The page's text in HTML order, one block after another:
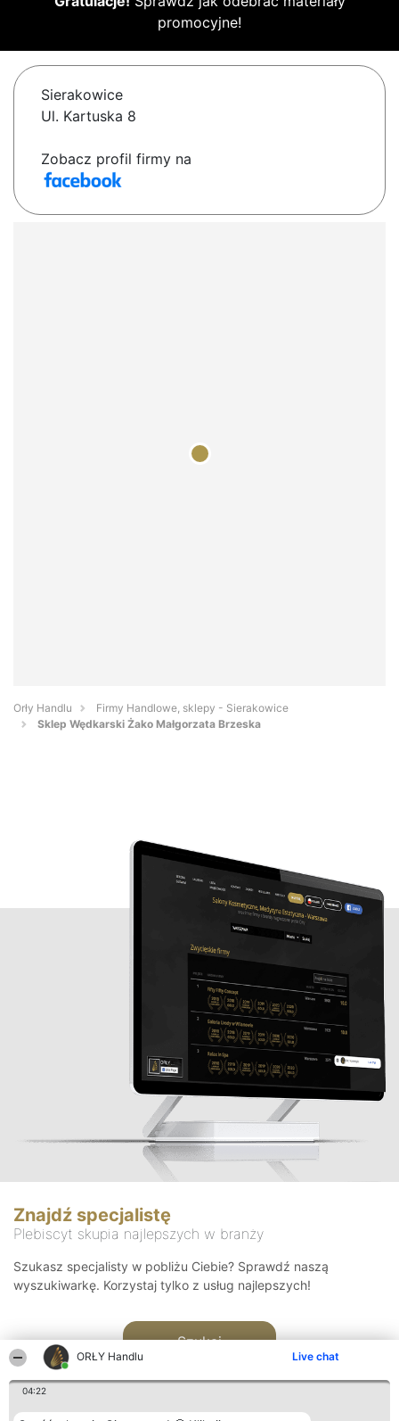
ORŁY Handlu Live chat
04:22
promocyjne!
Sierakowice
Ul. Kartuska 8
Zobacz profil firmy na
Orły Handlu
Firmy Handlowe, sklepy - Sierakowice
Sklep Wędkarski Żako Małgorzata Brzeska
Znajdź specjalistę
Plebiscyt skupia najlepszych w branży
Szukasz specjalisty w pobliżu Ciebie? Sprawdź naszą
wyszukiwarkę. Korzystaj tylko z usług najlepszych!
Szukaj